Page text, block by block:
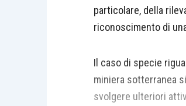
particolare, della
riconoscimento di
Il caso di specie
miniera sotterranea
svolgere ulteriori